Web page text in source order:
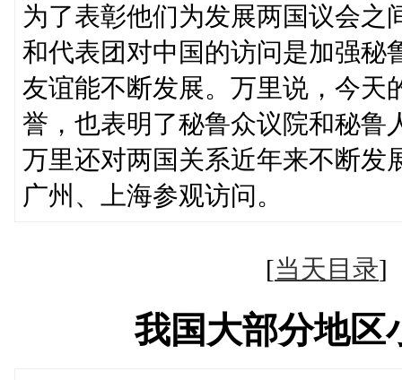
为了表彰他们为发展两国议会之
和代表团对中国的访问是加强秘
友谊能不断发展。万里说，今天
誉，也表明了秘鲁众议院和秘鲁
万里还对两国关系近年来不断发
广州、上海参观访问。
[当天目录
我国大部分地区